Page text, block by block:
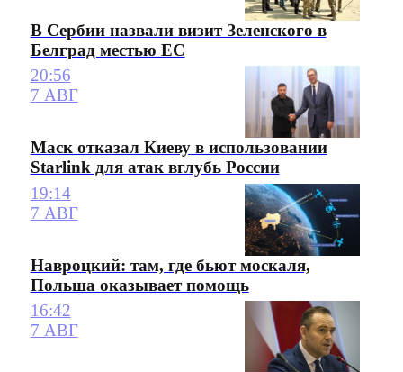
В Сербии назвали визит Зеленского в
Белград местью ЕС
20:56
7 АВГ
Маск отказал Киеву в использовании
Starlink для атак вглубь России
19:14
7 АВГ
Навроцкий: там, где бьют москаля,
Польша оказывает помощь
16:42
7 АВГ